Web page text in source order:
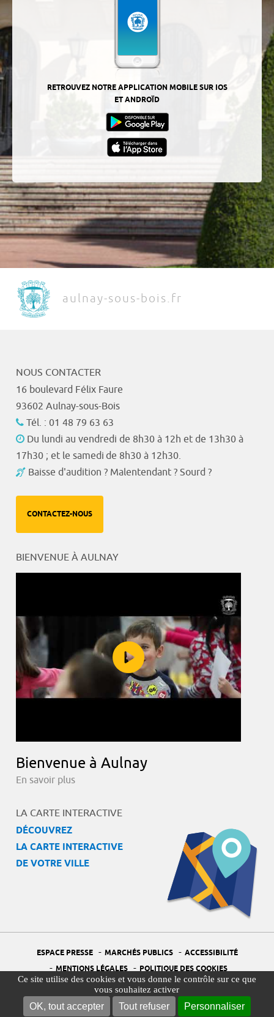
Ce site utilise des cookies et vous donne le contrôle sur ce que
vous souhaitez activer
OK, tout accepter Tout refuser Personnaliser
RETROUVEZ NOTRE APPLICATION MOBILE SUR IOS
ET ANDROÏD
aulnay-sous-bois.fr
NOUS CONTACTER
16 boulevard Félix Faure
93602 Aulnay-sous-Bois
Tél. : 01 48 79 63 63
Du lundi au vendredi de 8h30 à 12h et de 13h30 à
17h30 ; et le samedi de 8h30 à 12h30.
Baisse d'audition ? Malentendant ? Sourd ?
CONTACTEZ-NOUS
BIENVENUE À AULNAY
Bienvenue à Aulnay
En savoir plus
LA CARTE INTERACTIVE
DÉCOUVREZ
LA CARTE INTERACTIVE
DE VOTRE VILLE
ESPACE PRESSE - MARCHÉS PUBLICS - ACCESSIBILITÉ
- MENTIONS LÉGALES - POLITIQUE DES COOKIES
PORTAIL DÉLÉGUÉ À LA PROTECTION DES DONNÉES - PLAN DU SITE
- GESTION DES COOKIES